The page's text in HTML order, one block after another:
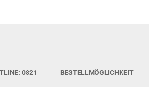
0821
BESTELLMÖGLICHKEIT